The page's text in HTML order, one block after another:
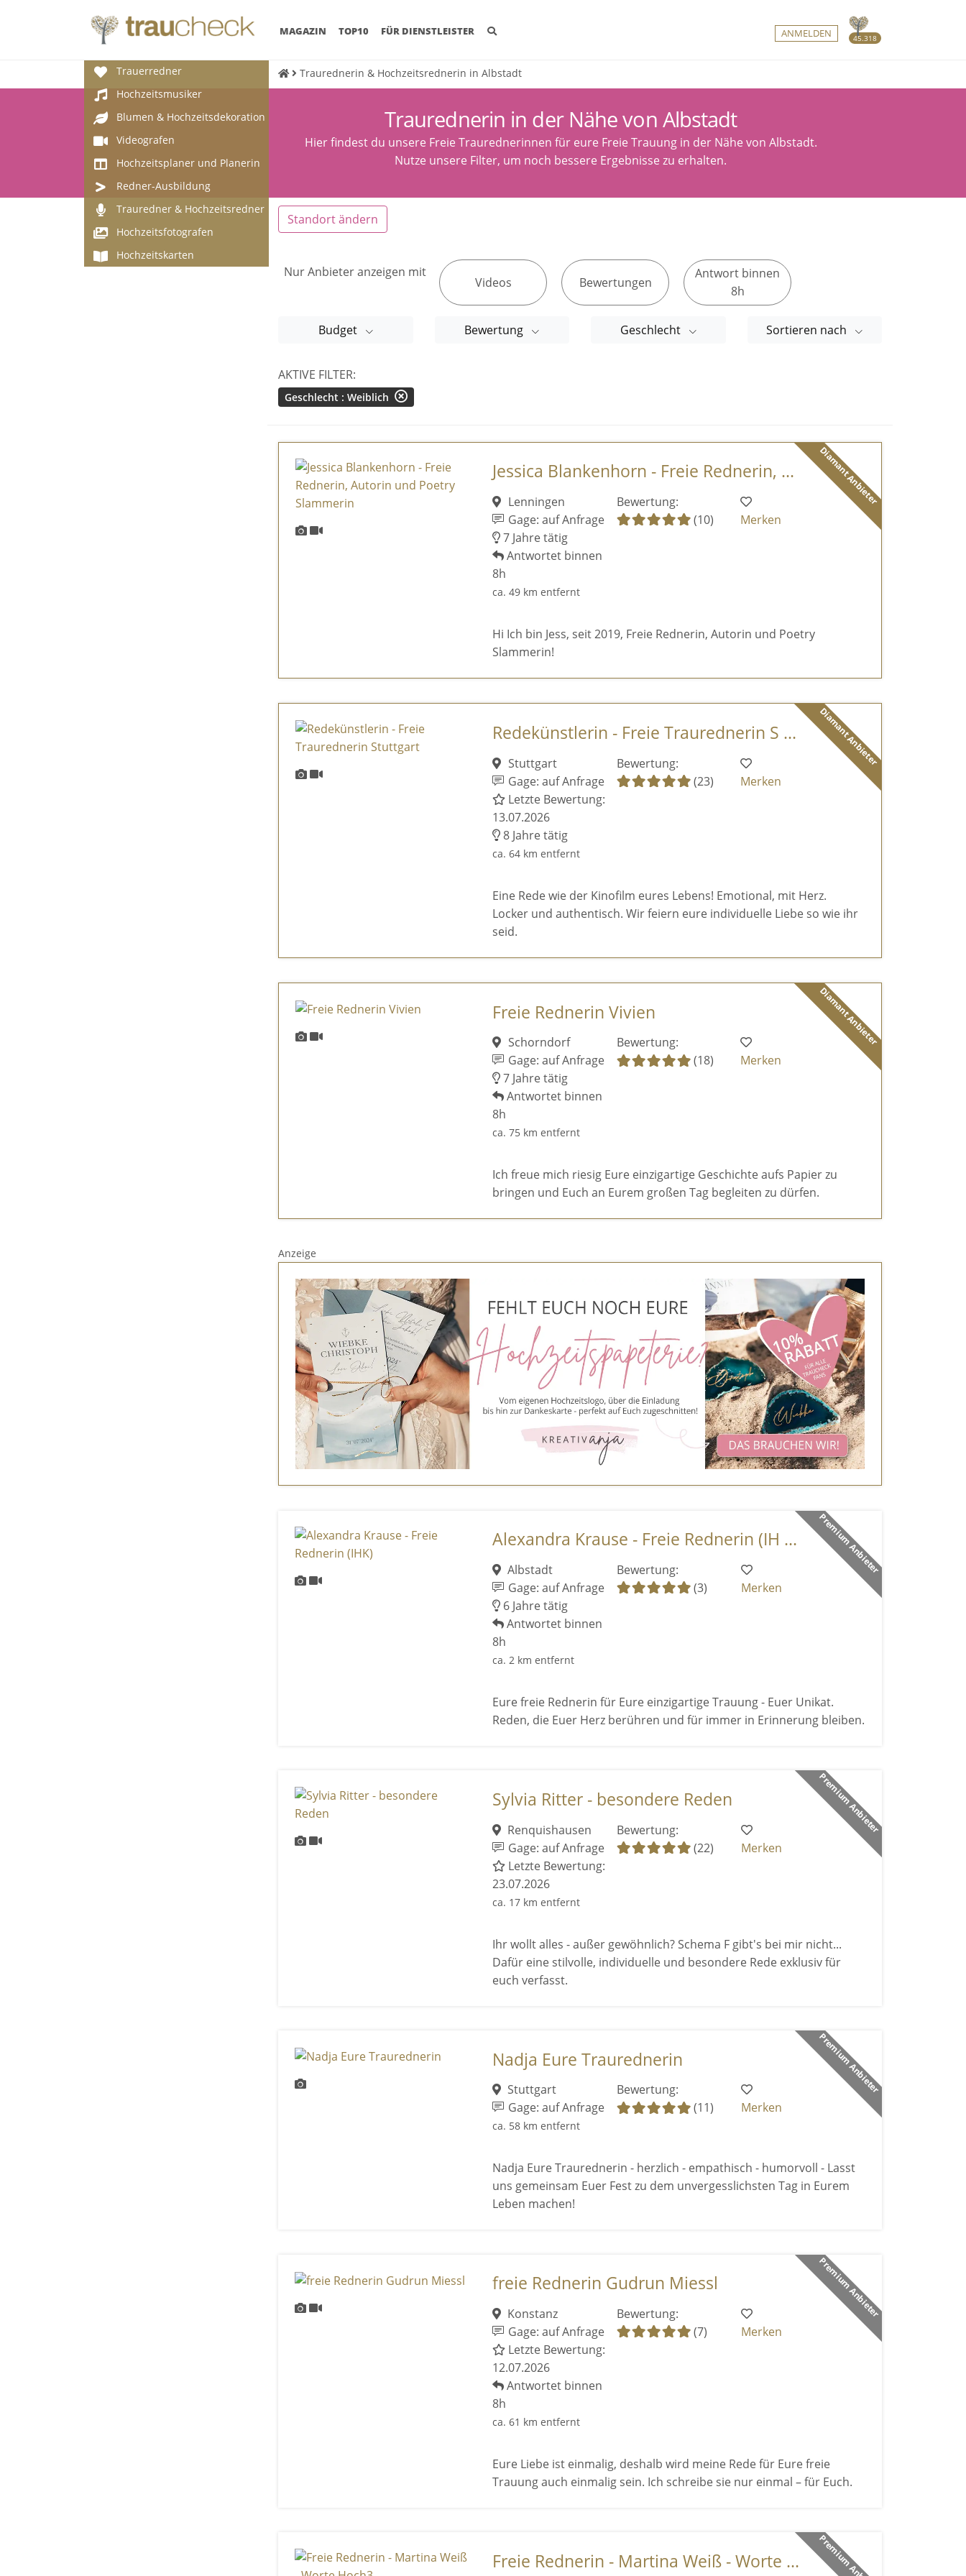
45.318
MAGAZIN (CURRENT)
TOP10 FÜR DIENSTLEISTER ANMELDEN
Trauerredner
Hochzeitsmusiker
Blumen & Hochzeitsdekoration
Videografen
Hochzeitsplaner und Planerin
Redner-Ausbildung
Trauredner & Hochzeitsredner
Hochzeitsfotografen
Hochzeitskarten
Traurednerin & Hochzeitsrednerin in Albstadt
Traurednerin in der Nähe von Albstadt
Hier findest du unsere Freie Traurednerinnen für eure Freie Trauung in der Nähe von Albstadt.
Nutze unsere Filter, um noch bessere Ergebnisse zu erhalten.
Standort ändern
Nur Anbieter anzeigen mit
Videos Bewertungen
Antwort binnen
8h
Budget Bewertung Geschlecht Sortieren nach
AKTIVE FILTER:
Geschlecht : Weiblich
Diamant Anbieter
Jessica Blankenhorn - Freie Rednerin, ...
Lenningen
Gage: auf Anfrage
7 Jahre tätig
Antwortet binnen
8h
ca. 49 km entfernt
Bewertung:
(10)
Merken
Hi Ich bin Jess, seit 2019, Freie Rednerin, Autorin und Poetry
Slammerin!
Diamant Anbieter
Redekünstlerin - Freie Traurednerin S ...
Stuttgart
Gage: auf Anfrage
Letzte Bewertung:
13.07.2026
8 Jahre tätig
ca. 64 km entfernt
Bewertung:
(23)
Merken
Eine Rede wie der Kinofilm eures Lebens! Emotional, mit Herz.
Locker und authentisch. Wir feiern eure individuelle Liebe so wie ihr
seid.
Diamant Anbieter
Freie Rednerin Vivien
Schorndorf
Gage: auf Anfrage
7 Jahre tätig
Antwortet binnen
8h
ca. 75 km entfernt
Bewertung:
(18)
Merken
Ich freue mich riesig Eure einzigartige Geschichte aufs Papier zu
bringen und Euch an Eurem großen Tag begleiten zu dürfen.
Anzeige
Premium Anbieter
Alexandra Krause - Freie Rednerin (IH ...
Albstadt
Gage: auf Anfrage
6 Jahre tätig
Antwortet binnen
8h
ca. 2 km entfernt
Bewertung:
(3)
Merken
Eure freie Rednerin für Eure einzigartige Trauung - Euer Unikat.
Reden, die Euer Herz berühren und für immer in Erinnerung bleiben.
Premium Anbieter
Sylvia Ritter - besondere Reden
Renquishausen
Gage: auf Anfrage
Letzte Bewertung:
23.07.2026
ca. 17 km entfernt
Bewertung:
(22)
Merken
Ihr wollt alles - außer gewöhnlich? Schema F gibt's bei mir nicht...
Dafür eine stilvolle, individuelle und besondere Rede exklusiv für
euch verfasst.
Premium Anbieter
Nadja Eure Traurednerin
Stuttgart
Gage: auf Anfrage
ca. 58 km entfernt
Bewertung:
(11)
Merken
Nadja Eure Traurednerin - herzlich - empathisch - humorvoll - Lasst
uns gemeinsam Euer Fest zu dem unvergesslichsten Tag in Eurem
Leben machen!
Premium Anbieter
freie Rednerin Gudrun Miessl
Konstanz
Gage: auf Anfrage
Letzte Bewertung:
12.07.2026
Antwortet binnen
8h
ca. 61 km entfernt
Bewertung:
(7)
Merken
Eure Liebe ist einmalig, deshalb wird meine Rede für Eure freie
Trauung auch einmalig sein. Ich schreibe sie nur einmal – für Euch.
Freie Rednerin - Martina Weiß - Worte ...